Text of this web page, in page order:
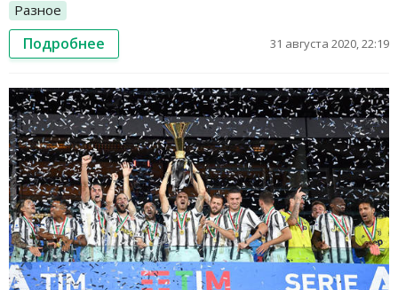
Разное
Подробнее 31 августа 2020, 22:19